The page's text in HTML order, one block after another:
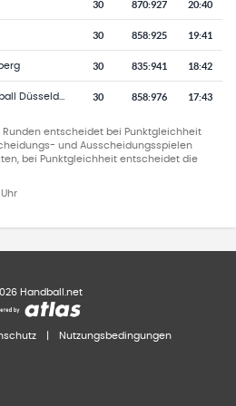
30 870:927 20:40
30 858:925 19:41
30 835:941 18:42
Interaktiv.Handball Düsseldorf-Ratingen 30 858:976 17:43
Runden entscheidet bei Punktgleichheit
und Ausscheidungsspielen
bei Punktgleichheit entscheidet die
Uhr
Handball.net
Nutzungsbedingungen